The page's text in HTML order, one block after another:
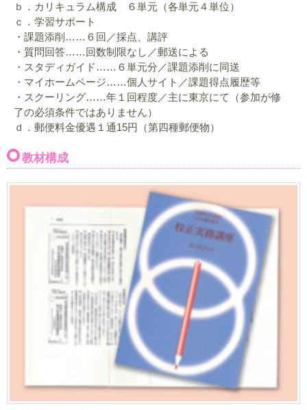
ｂ．カリキュラム構成 ６単元（各単元４単位）
ｃ．学習サポート
・課題添削……６回／採点、講評
・質問回答……回数制限なし／郵送による
・スタディガイド……６単元分／課題添削に同送
・マイホームページ……個人サイト／課題得点履歴等
・スクーリング……年１回程度／主に東京にて（参加が修
了の必須条件ではありません）
ｄ．郵便料金優遇１通15円（第四種郵便物）
教材構成